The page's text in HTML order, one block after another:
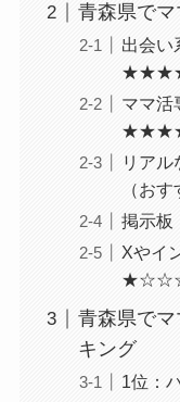
青森県で
出会い
ママ活
リアル
（お
掲示
Xやイ
青森県で
キング
1位：